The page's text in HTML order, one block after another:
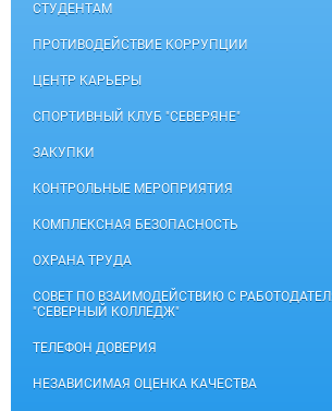
СТУДЕНТАМ
ПРОТИВОДЕЙСТВИЕ КОРРУПЦИИ
ЦЕНТР КАРЬЕРЫ
СПОРТИВНЫЙ КЛУБ "СЕВЕРЯНЕ"
ЗАКУПКИ
КОНТРОЛЬНЫЕ МЕРОПРИЯТИЯ
КОМПЛЕКСНАЯ БЕЗОПАСНОСТЬ
ОХРАНА ТРУДА
СОВЕТ ПО ВЗАИМОДЕЙСТВИЮ С
"СЕВЕРНЫЙ КОЛЛЕДЖ"
ТЕЛЕФОН ДОВЕРИЯ
НЕЗАВИСИМАЯ ОЦЕНКА КАЧЕСТВА